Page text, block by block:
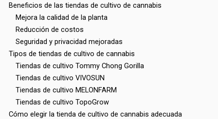
Beneficios de las tiendas de cultivo de cannabis
Mejora la calidad de la planta
Reducción de costos
Seguridad y privacidad mejoradas
Tipos de tiendas de cultivo de cannabis
Tiendas de cultivo Tommy Chong Gorilla
Tiendas de cultivo VIVOSUN
Tiendas de cultivo MELONFARM
Tiendas de cultivo TopoGrow
Cómo elegir la tienda de cultivo de cannabis adecuada